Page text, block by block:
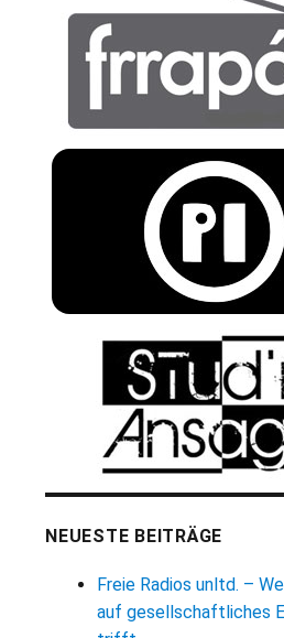
NEUESTE BEITRÄGE
Freie Radios unltd. –
auf gesellschaftliches